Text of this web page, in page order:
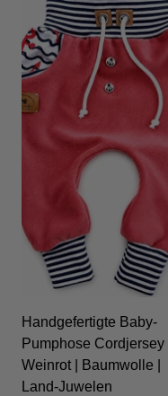
Handgefertigte Baby-
Pumphose Cordjersey
Weinrot | Baumwolle |
Land-Juwelen